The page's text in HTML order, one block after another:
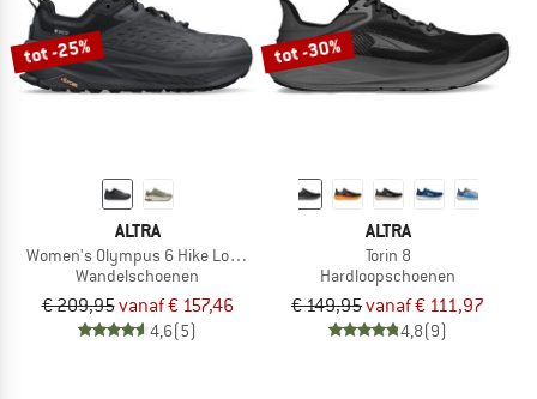
tot -25%
ALTRA
Women's Olympus 6 Hike Low GTX
Wandelschoenen
€ 209,95vanaf € 157,46
4,6(5)
tot -30%
ALTRA
Torin 8
Hardloopschoenen
€ 149,95vanaf € 111,97
4,8(9)